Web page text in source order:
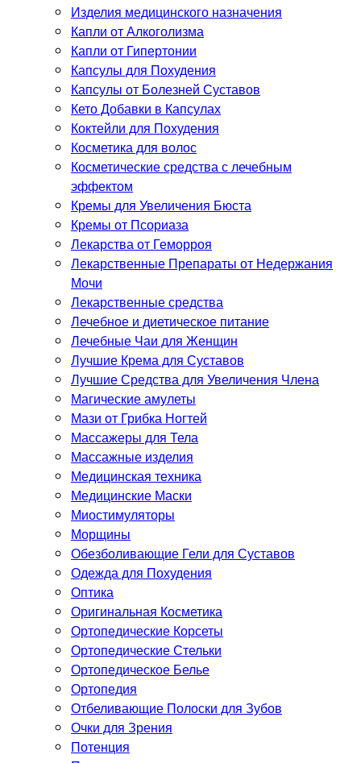
Изделия медицинского назначения
Капли от Алкоголизма
Капли от Гипертонии
Капсулы для Похудения
Капсулы от Болезней Суставов
Кето Добавки в Капсулах
Коктейли для Похудения
Косметика для волос
Косметические средства с лечебным
эффектом
Кремы для Увеличения Бюста
Кремы от Псориаза
Лекарства от Геморроя
Лекарственные Препараты от Недержания
Мочи
Лекарственные средства
Лечебное и диетическое питание
Лечебные Чаи для Женщин
Лучшие Крема для Суставов
Лучшие Средства для Увеличения Члена
Магические амулеты
Мази от Грибка Ногтей
Массажеры для Тела
Массажные изделия
Медицинская техника
Медицинские Маски
Миостимуляторы
Морщины
Обезболивающие Гели для Суставов
Одежда для Похудения
Оптика
Оригинальная Косметика
Ортопедические Корсеты
Ортопедические Стельки
Ортопедическое Белье
Ортопедия
Отбеливающие Полоски для Зубов
Очки для Зрения
Потенция